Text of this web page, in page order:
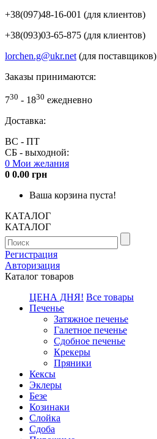
+38(097)48-16-001 (для клиентов)
+38(093)03-65-875 (для клиентов)
lorchen.g@ukr.net (для поставщиков)
Заказы принимаются:
730 - 1830 ежедневно
Доставка:
ВС - ПТ
СБ - выходной:
0 Мои желания
0 0.00 грн
Ваша корзина пуста!
КАТАЛОГ
КАТАЛОГ
Регистрация
Авторизация
Каталог товаров
ЦЕНА ДНЯ! Все товары
Печенье
Затяжное печенье
Галетное печенье
Сдобное печенье
Крекеры
Пряники
Кексы
Эклеры
Безе
Козинаки
Слойка
Сдоба